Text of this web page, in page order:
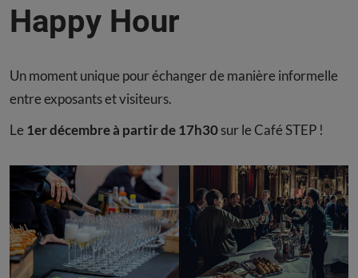
Happy Hour
Un moment unique pour échanger de manière informelle
entre exposants et visiteurs.
Le 1er décembre à partir de 17h30sur le Café STEP !